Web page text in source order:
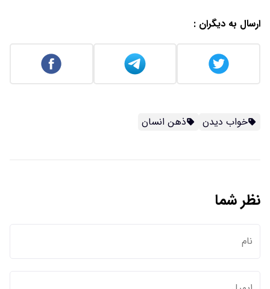
ارسال به دیگران :
خواب دیدن ذهن انسان
نظر شما